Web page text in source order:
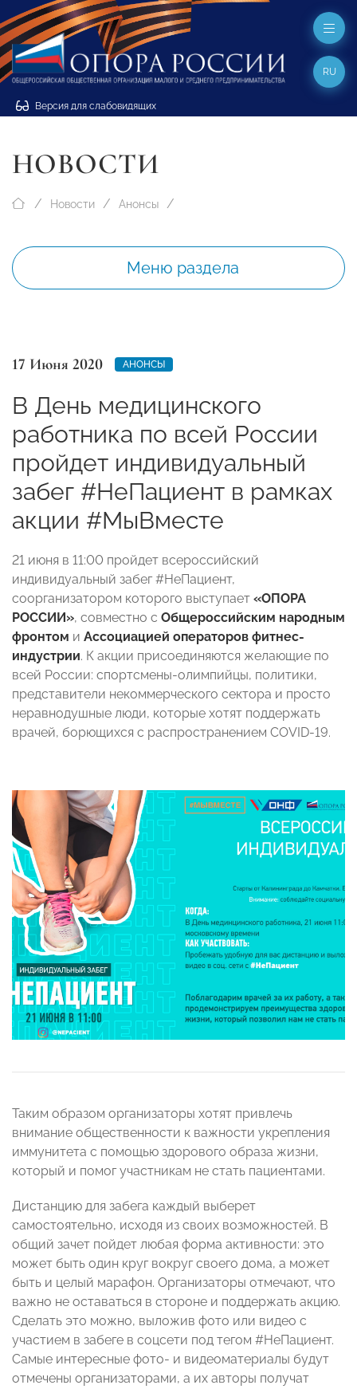
Версия для слабовидящих
RU
НОВОСТИ
Новости Анонсы
Меню раздела
17 Июня 2020 АНОНСЫ
В День медицинского
работника по всей России
пройдет индивидуальный
забег #НеПациент в рамках
акции #МыВместе
21 июня в 11:00 пройдет всероссийский
индивидуальный забег #НеПациент,
соорганизатором которого выступает «ОПОРА
РОССИИ», совместно с Общероссийским народным
фронтом и Ассоциацией операторов фитнес-
индустрии. К акции присоединяются желающие по
всей России: спортсмены-олимпийцы, политики,
представители некоммерческого сектора и просто
неравнодушные люди, которые хотят поддержать
врачей, борющихся с распространением COVID-19.
Таким образом организаторы хотят привлечь
внимание общественности к важности укрепления
иммунитета с помощью здорового образа жизни,
который и помог участникам не стать пациентами.
Дистанцию для забега каждый выберет
самостоятельно, исходя из своих возможностей. В
общий зачет пойдет любая форма активности: это
может быть один круг вокруг своего дома, а может
быть и целый марафон. Организаторы отмечают, что
важно не оставаться в стороне и поддержать акцию.
Сделать это можно, выложив фото или видео с
участием в забеге в соцсети под тегом #НеПациент.
Самые интересные фото- и видеоматериалы будут
отмечены организаторами, а их авторы получат